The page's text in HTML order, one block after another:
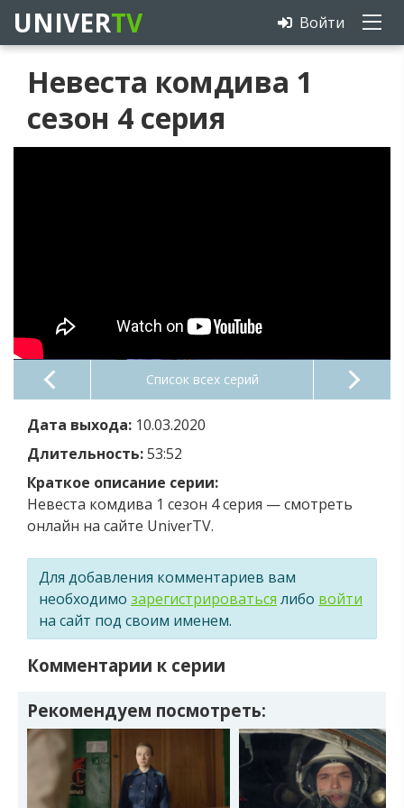
UNIVERTV Войти
Невеста комдива 1
сезон 4 серия
Список всех серий
Дата выхода: 10.03.2020
Длительность:53:52
Краткое описание серии:
Невеста комдива 1 сезон 4 серия — смотреть
онлайн на сайте UniverTV.
Для добавления комментариев вам
необходимо зарегистрироваться либо войти
на сайт под своим именем.
Комментарии к серии
Рекомендуем посмотреть: